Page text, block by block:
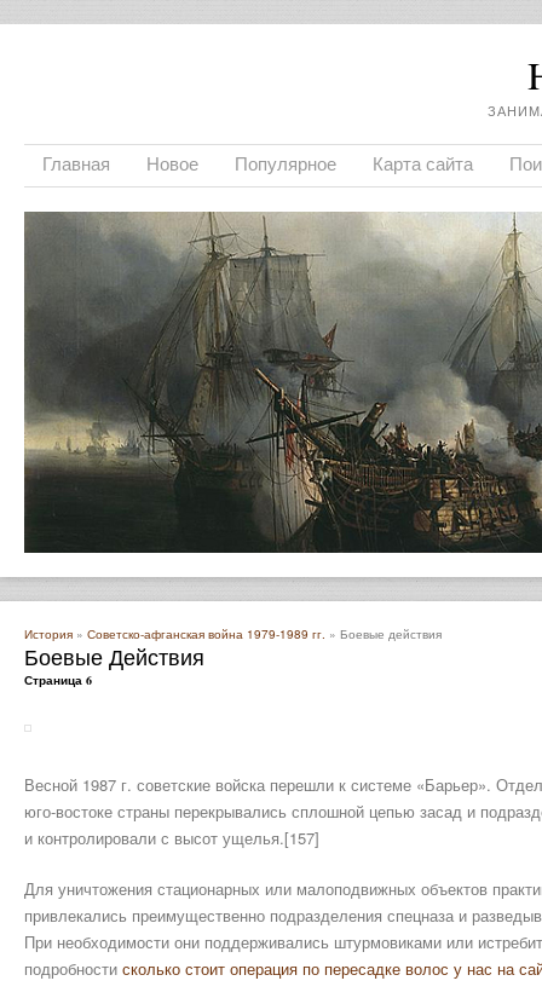
Главная Новое Популярное Карта сайта
История » Советско-афганская война 1979-1989 гг. » Боевые действия
Боевые Действия
Страница 6
Весной 1987 г. советские войска перешли к системе «Барьер».
юго-востоке страны перекрывались сплошной цепью засад и
и контролировали с высот ущелья.[157]
Для уничтожения стационарных или малоподвижных объектов
привлекались преимущественно подразделения спецназа и
При необходимости они поддерживались штурмовиками или
подробности сколько стоит операция по пересадке волос у нас на